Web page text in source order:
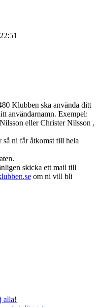
Klubben ska använda ditt
användarnamn. Exempel:
eller Christer Nilsson ,
ni får åtkomst till hela
skicka ett mail till
om ni vill bli
alla!